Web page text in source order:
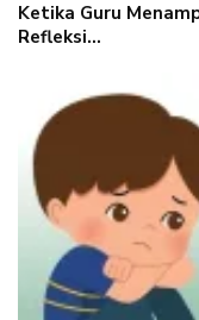
Ketika Guru
Refleksi…